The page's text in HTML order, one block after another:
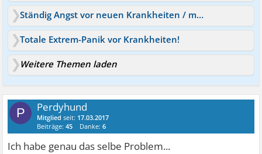
Ständig Angst vor neuen Krankheiten / meine Symptome
Totale Extrem-Panik vor Krankheiten!
Weitere Themen laden
P Perdyhund
Mitglied seit: 17.03.2017
Beiträge:45 Danke:6
Ich habe genau das selbe Problem...